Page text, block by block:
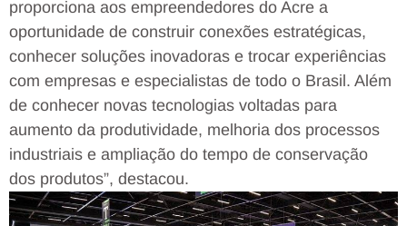
proporciona aos empreendedores do Acre a
oportunidade de construir conexões estratégicas,
conhecer soluções inovadoras e trocar experiências
com empresas e especialistas de todo o Brasil. Além
de conhecer novas tecnologias voltadas para
aumento da produtividade, melhoria dos processos
industriais e ampliação do tempo de conservação
dos produtos”, destacou.